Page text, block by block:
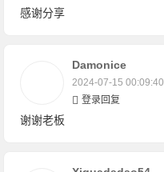
感谢分享
Damonice
2024-07-15 00:09:40
登录回复
谢谢老板